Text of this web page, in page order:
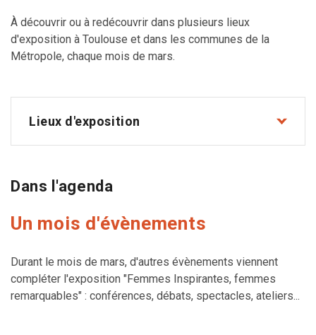
À découvrir ou à redécouvrir dans plusieurs lieux
d'exposition à Toulouse et dans les communes de la
Métropole, chaque mois de mars.
Lieux d'exposition
Dans l'agenda
Un mois d'évènements
Durant le mois de mars, d'autres évènements viennent
compléter l'exposition "Femmes Inspirantes, femmes
remarquables" : conférences, débats, spectacles, ateliers...